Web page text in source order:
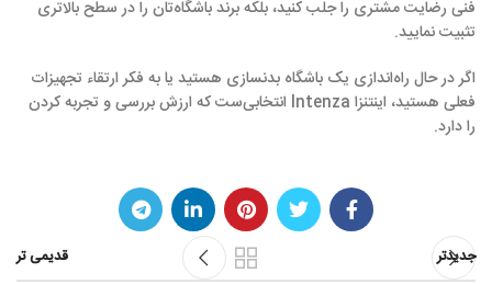
فنی رضایت مشتری را جلب کنید، بلکه برند باشگاه‌تان را در سطح بالاتری
تثبیت نمایید.
اگر در حال راه‌اندازی یک باشگاه بدنسازی هستید یا به فکر ارتقاء تجهیزات
فعلی هستید، اینتنزا Intenza انتخابی‌ست که ارزش بررسی و تجربه کردن
را دارد.
جدیدتر قدیمی تر